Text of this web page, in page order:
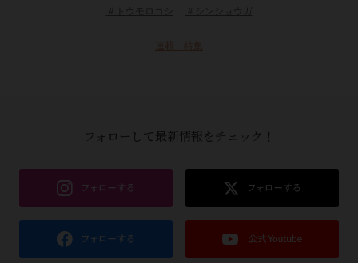
連載：特集
フォローして最新情報をチェック！